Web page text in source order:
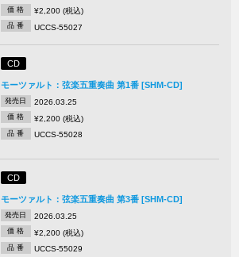
価 格 ¥2,200 (税込)
品 番 UCCS-55027
CD
モーツァルト：弦楽五重奏曲 第1番 [SHM-CD]
発売日 2026.03.25
価 格 ¥2,200 (税込)
品 番 UCCS-55028
CD
モーツァルト：弦楽五重奏曲 第3番 [SHM-CD]
発売日 2026.03.25
価 格 ¥2,200 (税込)
品 番 UCCS-55029